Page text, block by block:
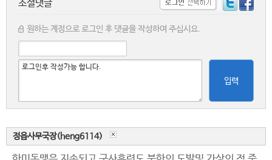
소셜댓글
원하는 계정으로 로그인 후 댓글을 작성하여 주십시요.
입력
정읍사무국장(heng6114)